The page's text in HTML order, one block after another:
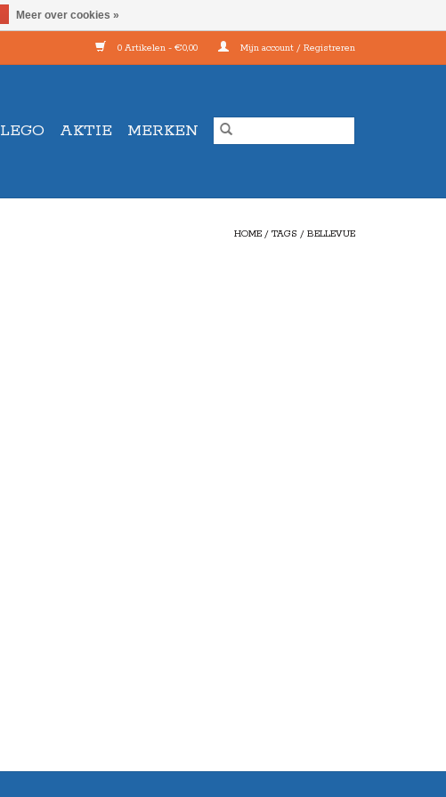
0 Artikelen - €0,00 Mijn account / Registreren
LEGO AKTIE MERKEN
HOME / TAGS / BELLEVUE
Meer over cookies »